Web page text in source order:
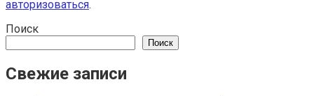
авторизоваться.
Поиск
Поиск
Свежие записи